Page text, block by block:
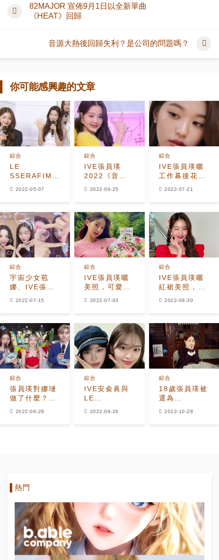
82MAJOR 宣佈9月1日以全新單曲
《HEAT》回歸
音源大熱後回歸失利？是公司的問題嗎？
你可能感興趣的文章
LE
SSERAFIM金
道前曾發誓
「要戰勝
IVE」?
綜合
2022-05-07
IVE張員瑛
2022《音樂
綜合
2022-06-25
IVE張員瑛曬
工作幕後花
綜合
2022-07-21
宇宙少女苞
娜、IVE張員
瑛“合體”：K-
綜合
2022-07-15
IVE張員瑛曬
美照，可愛小
臉身材豐滿，
綜合
2022-07-03
IVE張員瑛曬
紅裙美照，秀
出173公分模
吸睛
綜合
2022-06-30
張員瑛對娜璉
做了什麼？受
到眾多稱讚
綜合
2022-06-29
IVE安兪眞與
LE
SSERAFIM金
綜合
2022-06-26
18歲張員瑛被
選為
2022AAA主
綜合
2022-10-28
熱門